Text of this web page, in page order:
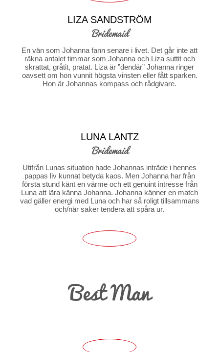
LIZA SANDSTRÖM
Bridemaid
En vän som Johanna fann senare i livet. Det går inte att
räkna antalet timmar som Johanna och Liza suttit och
skrattat, gråtit, pratat. Liza är ”dendär” Johanna ringer
oavsett om hon vunnit högsta vinsten eller fått sparken.
Hon är Johannas kompass och rådgivare.
LUNA LANTZ
Bridemaid
Utifrån Lunas situation hade Johannas inträde i hennes
pappas liv kunnat betyda kaos. Men Johanna har från
första stund känt en värme och ett genuint intresse från
Luna att lära känna Johanna. Johanna känner en match
vad gäller energi med Luna och har så roligt tillsammans
och/när saker tendera att spåra ur.
Best Man